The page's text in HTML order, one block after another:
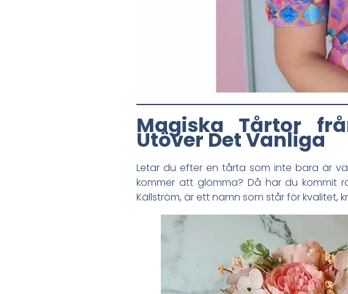
Magiska Tårtor
Utöver Det Vanliga
Letar du efter en tårta som inte bara är
kommer att glömma? Då har du kommit
Källström, är ett namn som står för kvalitet,